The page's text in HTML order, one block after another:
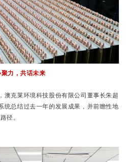
搜索
力，共话未来
澳克莱环境科技股份有限公司董事长朱超
统总结过去一年的发展成果，并前瞻性地
径。